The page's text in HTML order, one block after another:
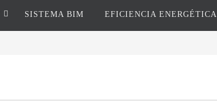
SISTEMA BIM EFICIENCIA ENERGÉTICA